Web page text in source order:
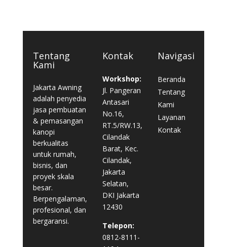
Tentang
Kami
Jakarta Awning
adalah penyedia
jasa pembuatan
& pemasangan
kanopi
berkualitas
untuk rumah,
bisnis, dan
proyek skala
besar.
Berpengalaman,
profesional, dan
bergaransi.
Kontak
Workshop:
Jl. Pangeran
Antasari
No.16,
RT.5/RW.13,
Cilandak
Barat, Kec.
Cilandak,
Jakarta
Selatan,
DKI Jakarta
12430
Telepon:
0812-8111-
Navigasi
Beranda
Tentang
Kami
Layanan
Kontak